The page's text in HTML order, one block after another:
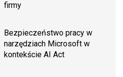
firmy
Bezpieczeństwo pracy w
narzędziach Microsoft w
kontekście AI Act